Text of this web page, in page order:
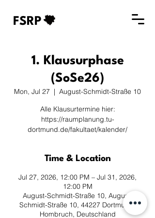
FSRP
1. Klausurphase
(SoSe26)
Mon, Jul 27
  |
August-Schmidt-Straße 10
Alle Klausurtermine hier:
https://raumplanung.tu-
dortmund.de/fakultaet/kalender/
Time & Location
Jul 27, 2026, 12:00 PM – Jul 31, 2026,
12:00 PM
August-Schmidt-Straße 10, August-
Schmidt-Straße 10, 44227 Dortmund-
Hombruch, Deutschland